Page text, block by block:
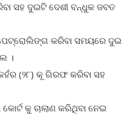
ସହ ଦୁଇଟି ଦେଶୀ ବନ୍ଧୁକ ଜବତ
ପେଟ୍ରୋଲିଙ୍ଗ କରିବା ସମୟରେ ଦୁଇ
।
(୨୮) କୂ ଗିରଫ କରିବା ସହ
କୁ ଚାଲାଣ କରିଥିବା ନେଇ